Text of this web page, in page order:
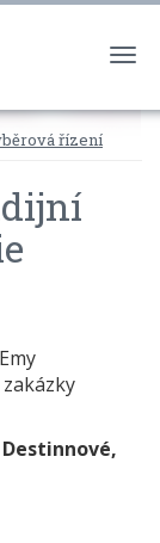
řízení